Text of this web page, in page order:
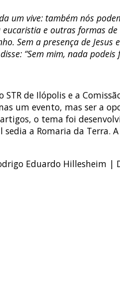
um vive: também nós
e outras formas
Sem a presença de Jesus
“Sem mim, nada podeis
de Ilópolis e a
um evento, mas ser a
o tema foi
sedia a Romaria da Terra.
Eduardo Hillesheim |